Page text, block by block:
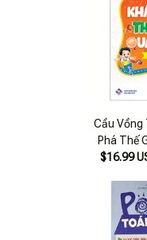
Cầu Vồng
Phá Thế
Dành
$16.99